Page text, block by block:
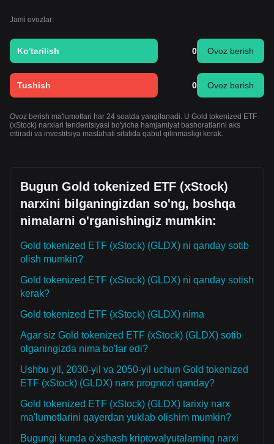
Jami ovozlar:
Ko'tarilish 0 Ovoz berish
Tushish 0 Ovoz berish
Ovoz berish ma'lumotlari har 24 soatda yangilanadi. U Gold tokenized ETF
(xStock) narxlari tendentsiyasi bo'yicha hamjamiyat bashoratlarini aks
ettiradi va investitsiya maslahati sifatida qabul qilinmasligi kerak.
Bugun Gold tokenized ETF (xStock)
narxini bilganingizdan so'ng, boshqa
nimalarni o'rganishingiz mumkin:
Gold tokenized ETF (xStock) (GLDX) ni qanday sotib
olish mumkin?
Gold tokenized ETF (xStock) (GLDX) ni qanday sotish
kerak?
Gold tokenized ETF (xStock) (GLDX) nima
Agar siz Gold tokenized ETF (xStock) (GLDX) sotib
olganingizda nima bo'lar edi?
Ushbu yil, 2030-yil va 2050-yil uchun Gold tokenized
ETF (xStock) (GLDX) narx prognozi qanday?
Gold tokenized ETF (xStock) (GLDX) tarixiy narx
ma'lumotlarini qayerdan yuklab olishim mumkin?
Bugungi kunda o'xshash kriptovalyutalarning narxi